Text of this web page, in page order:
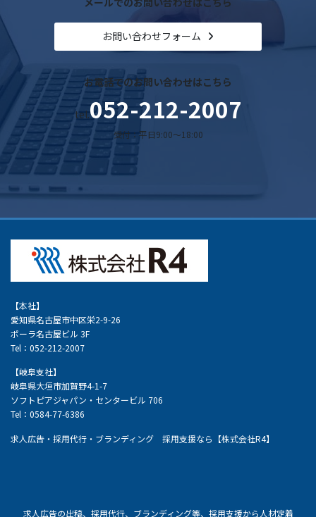
お問い合わせフォーム
お電話でのお問い合わせはこちら
tel.052-212-2007
受付：平日9:00～18:00
【本社】
愛知県名古屋市中区栄2-9-26
ポーラ名古屋ビル 3F
Tel：052-212-2007
【岐阜支社】
岐阜県大垣市加賀野4-1-7
ソフトピアジャパン・センタービル 706
Tel：0584-77-6386
求人広告・採用代行・ブランディング 採用支援なら【株式会社R4】
求人広告の出稿、採用代行、ブランディング等、採用支援から人材定着